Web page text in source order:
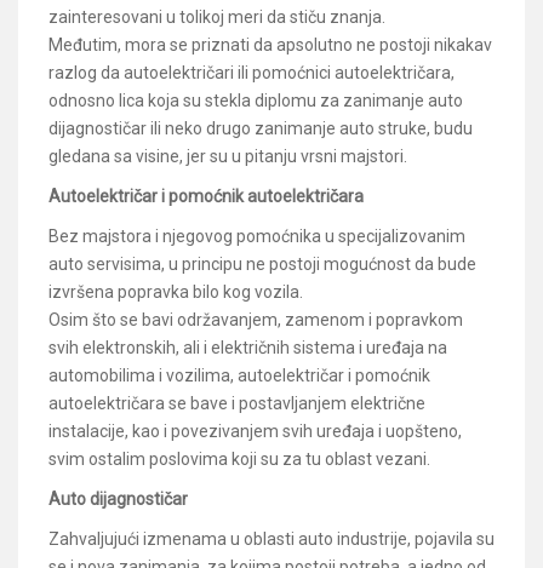
zainteresovani u tolikoj meri da stiču znanja.
Međutim, mora se priznati da apsolutno ne postoji nikakav
razlog da autoelektričari ili pomoćnici autoelektričara,
odnosno lica koja su stekla diplomu za zanimanje auto
dijagnostičar ili neko drugo zanimanje auto struke, budu
gledana sa visine, jer su u pitanju vrsni majstori.
Autoelektričar i pomoćnik autoelektričara
Bez majstora i njegovog pomoćnika u specijalizovanim
auto servisima, u principu ne postoji mogućnost da bude
izvršena popravka bilo kog vozila.
Osim što se bavi održavanjem, zamenom i popravkom
svih elektronskih, ali i električnih sistema i uređaja na
automobilima i vozilima, autoelektričar i pomoćnik
autoelektričara se bave i postavljanjem električne
instalacije, kao i povezivanjem svih uređaja i uopšteno,
svim ostalim poslovima koji su za tu oblast vezani.
Auto dijagnostičar
Zahvaljujući izmenama u oblasti auto industrije, pojavila su